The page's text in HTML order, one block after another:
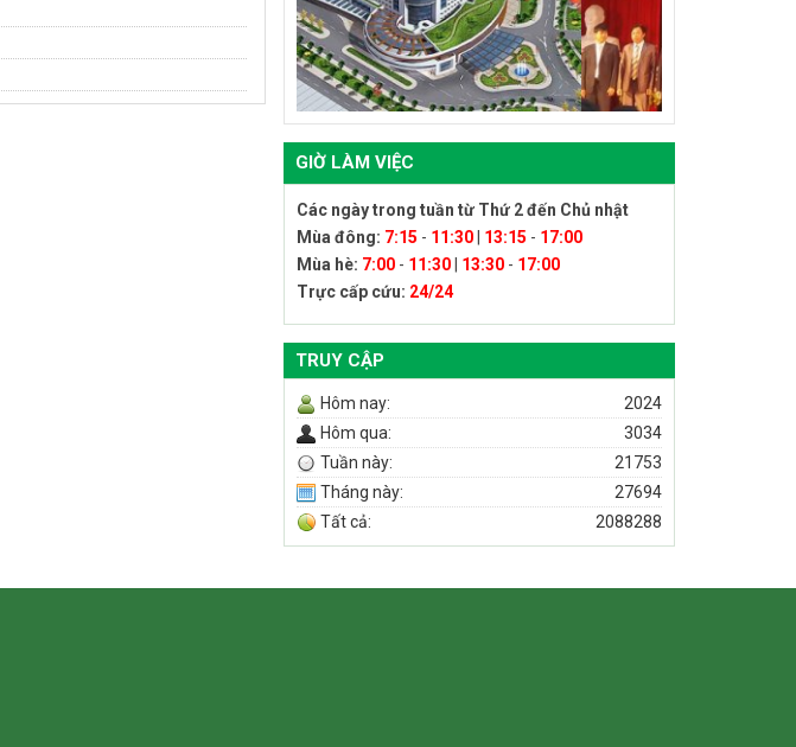
GIỜ LÀM VIỆC
Các ngày trong tuần từ Thứ 2 đến Chủ nhật
Mùa đông: 7:15 - 11:30 13:15 - 17:00
Mùa hè: 7:00 - 11:30 13:30 - 17:00
Trực cấp cứu: 24/24
TRUY CẬP
Hôm nay:
2024
Hôm qua:
3034
Tuần này:
21753
Tháng này:
27694
Tất cả:
2088288